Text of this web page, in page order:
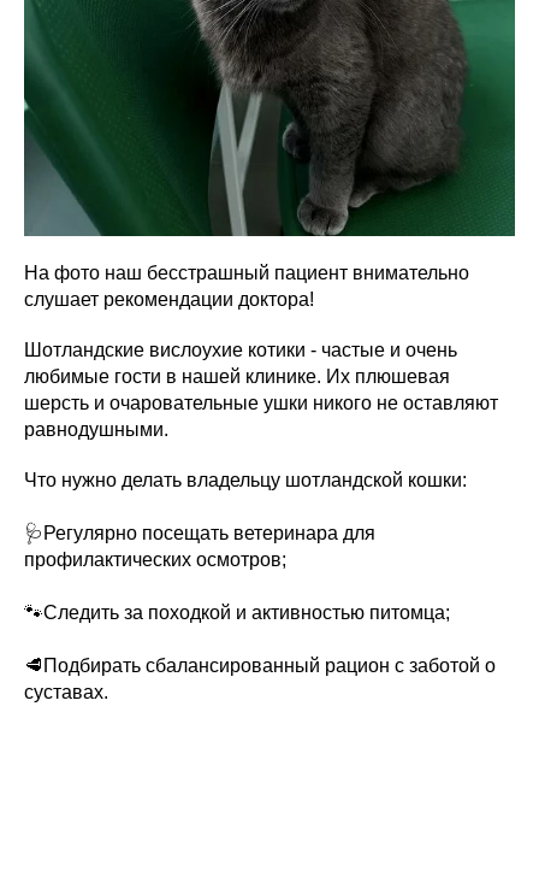
На фото наш бесстрашный пациент внимательно
слушает рекомендации доктора!
Шотландские вислоухие котики - частые и очень
любимые гости в нашей клинике. Их плюшевая
шерсть и очаровательные ушки никого не оставляют
равнодушными.
Что нужно делать владельцу шотландской кошки:
🩺Регулярно посещать ветеринара для
профилактических осмотров;
🐾Следить за походкой и активностью питомца;
🥩Подбирать сбалансированный рацион с заботой о
суставах.